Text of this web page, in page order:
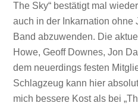
The Sky“ bestätigt mal
auch in der Inkarnation ohne
Band abzuwenden. Die
Howe, Geoff Downes, Jon
dem neuerdings festen
Schlagzeug kann hier
mich bessere Kost als bei